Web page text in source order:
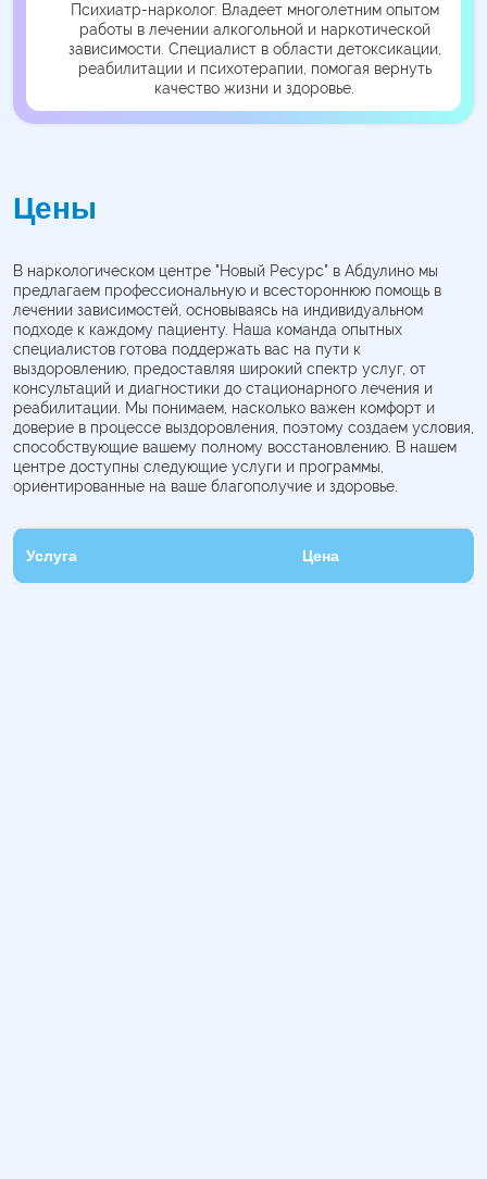
Психиатр-нарколог. Владеет многолетним опытом
работы в лечении алкогольной и наркотической
зависимости. Специалист в области детоксикации,
реабилитации и психотерапии, помогая вернуть
качество жизни и здоровье.
Цены
В наркологическом центре "Новый Ресурс" в Абдулино мы
предлагаем профессиональную и всестороннюю помощь в
лечении зависимостей, основываясь на индивидуальном
подходе к каждому пациенту. Наша команда опытных
специалистов готова поддержать вас на пути к
выздоровлению, предоставляя широкий спектр услуг, от
консультаций и диагностики до стационарного лечения и
реабилитации. Мы понимаем, насколько важен комфорт и
доверие в процессе выздоровления, поэтому создаем условия,
способствующие вашему полному восстановлению. В нашем
центре доступны следующие услуги и программы,
ориентированные на ваше благополучие и здоровье.
Услуга Цена